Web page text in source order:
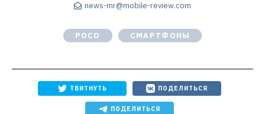
news-mr@mobile-review.com
POCO СМАРТФОНЫ
ТВИТНУТЬ ПОДЕЛИТЬСЯ
ПОДЕЛИТЬСЯ